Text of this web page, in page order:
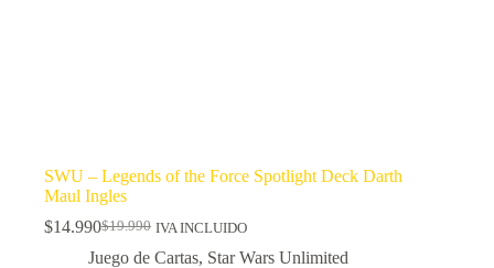
SWU – Legends of the Force Spotlight Deck Darth
Maul Ingles
$19.990
El
precio
$14.990El
precio
IVA INCLUIDO
Juego de Cartas, Star Wars Unlimited